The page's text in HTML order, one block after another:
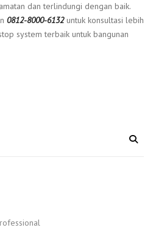
dan terlindungi dengan baik.
0812-8000-6132untuk konsultasi lebih
system terbaik untuk bangunan